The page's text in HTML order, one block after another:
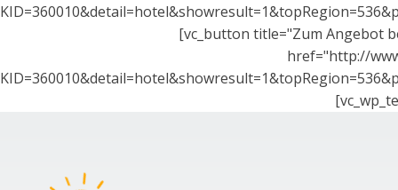
[vc_button title="Zum Angebot
href="http://